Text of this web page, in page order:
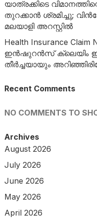
യാത്രക്കിടെ
തുറക്കാൻ ശ്രമിച്ചു;
മലയാളി അറസ്റ്റിൽ
Health Insurance
ഇൻഷുറൻസ് ക്ലെയിം
തീർച്ചയായും
Recent Comments
NO COMMENTS TO
Archives
August 2026
July 2026
June 2026
May 2026
April 2026